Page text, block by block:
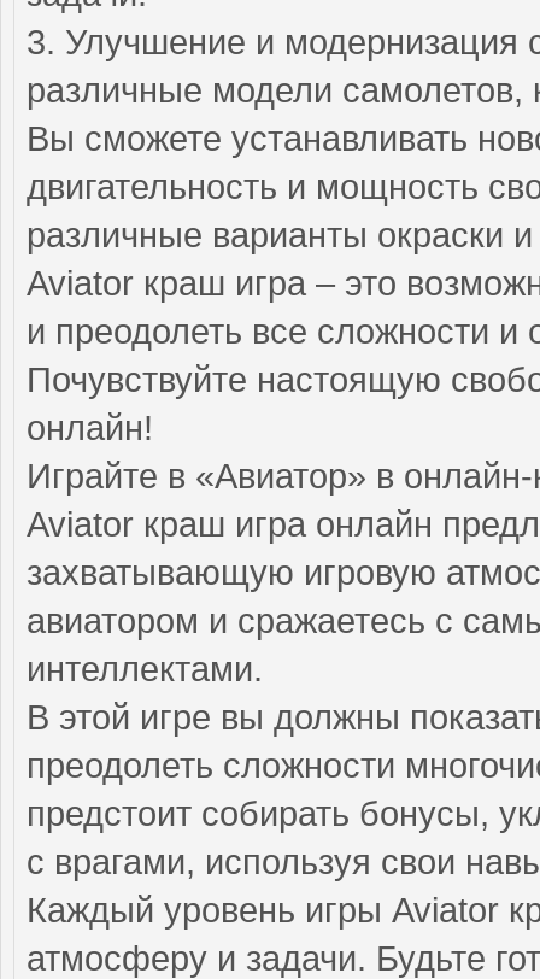
3. Улучшение и модернизация
различные модели самолетов,
Вы сможете устанавливать
двигательность и мощность
различные варианты окраски
Aviator краш игра – это
и преодолеть все сложности и
Почувствуйте настоящую
онлайн!
Играйте в «Авиатор» в
Aviator краш игра онлайн
захватывающую игровую
авиатором и сражаетесь с
интеллектами.
В этой игре вы должны
преодолеть сложности
предстоит собирать бонусы,
с врагами, используя свои
Каждый уровень игры Aviator
атмосферу и задачи. Будьте